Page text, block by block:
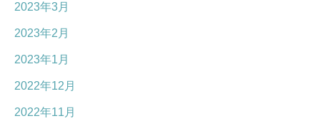
2023年3月
2023年2月
2023年1月
2022年12月
2022年11月